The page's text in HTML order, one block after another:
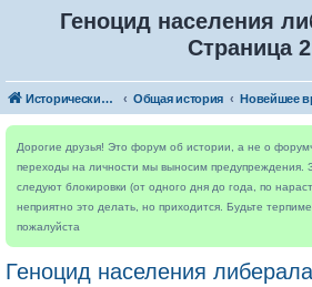
Геноцид населения
Страница 2
Исторический форум Общая история Новейшее
Дорогие друзья! Это форум об истории, а не о
переходы на личности мы выносим предупреждения.
следуют блокировки (от одного дня до года, по
неприятно это делать, но приходится. Будьте
пожалуйста
Геноцид населения